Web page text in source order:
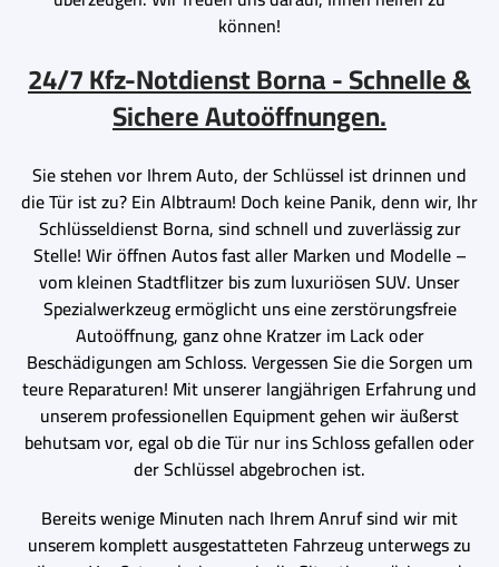
können!
24/7 Kfz-Notdienst Borna - Schnelle &
Sichere Autoöffnungen.
Sie stehen vor Ihrem Auto, der Schlüssel ist drinnen und
die Tür ist zu? Ein Albtraum! Doch keine Panik, denn wir, Ihr
Schlüsseldienst Borna, sind schnell und zuverlässig zur
Stelle! Wir öffnen Autos fast aller Marken und Modelle –
vom kleinen Stadtflitzer bis zum luxuriösen SUV. Unser
Spezialwerkzeug ermöglicht uns eine zerstörungsfreie
Autoöffnung, ganz ohne Kratzer im Lack oder
Beschädigungen am Schloss. Vergessen Sie die Sorgen um
teure Reparaturen! Mit unserer langjährigen Erfahrung und
unserem professionellen Equipment gehen wir äußerst
behutsam vor, egal ob die Tür nur ins Schloss gefallen oder
der Schlüssel abgebrochen ist.
Bereits wenige Minuten nach Ihrem Anruf sind wir mit
unserem komplett ausgestatteten Fahrzeug unterwegs zu